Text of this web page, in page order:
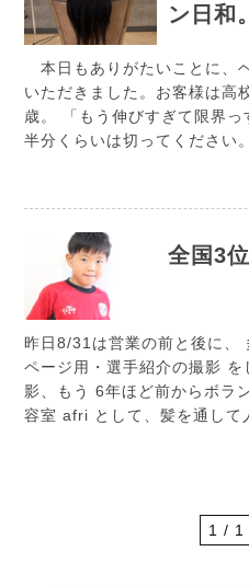
ン日和。
本日もありがたいことに、
いただきました。お客様は高
歳。 「もう伸びすぎて限界っ
半分くらいは切ってください
全国3
昨日8/31は営業の前と後に、
ページ用・選手紹介の撮影
影、もう 6年ほど前からボラ
容室 afri として、髪を通して
1 / 1